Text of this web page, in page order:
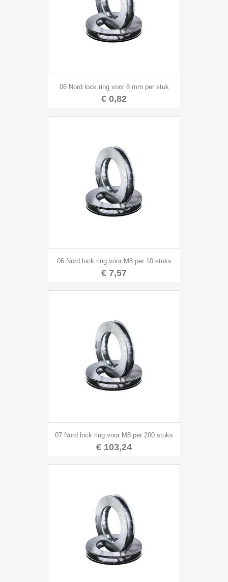
06 Nord lock ring voor 8 mm per stuk
€ 0,82
06 Nord lock ring voor M8 per 10 stuks
€ 7,57
07 Nord lock ring voor M8 per 200 stuks
€ 103,24